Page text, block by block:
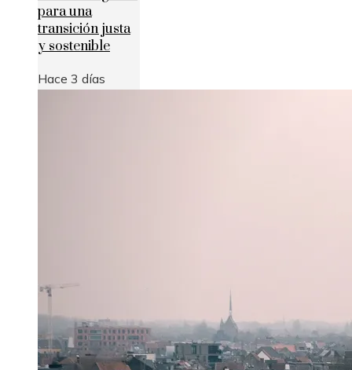
para una
transición justa
y sostenible
Hace 3 días